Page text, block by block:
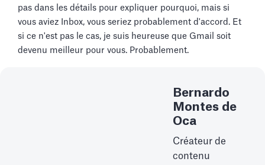
pas dans les détails pour expliquer pourquoi, mais si
vous aviez Inbox, vous seriez probablement d'accord. Et
si ce n'est pas le cas, je suis heureuse que Gmail soit
devenu meilleur pour vous. Probablement.
Bernardo
Montes de
Oca
Créateur de
contenu